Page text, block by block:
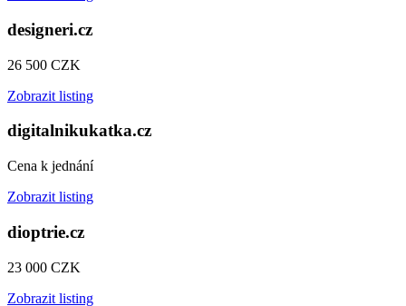
designeri.cz
26 500 CZK
Zobrazit listing
digitalnikukatka.cz
Cena k jednání
Zobrazit listing
dioptrie.cz
23 000 CZK
Zobrazit listing